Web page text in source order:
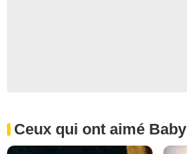
Ceux qui ont aimé